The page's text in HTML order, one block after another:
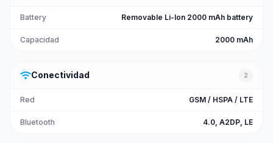
Battery Removable Li-Ion 2000 mAh battery
Capacidad 2000 mAh
wifiConectividad 2
Red GSM / HSPA / LTE
Bluetooth 4.0, A2DP, LE